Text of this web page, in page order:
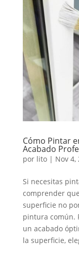
Cómo Pintar
Acabado
por lito| Nov 4,
Si necesitas
comprender
superficie no
pintura común.
un acabado
la superficie,